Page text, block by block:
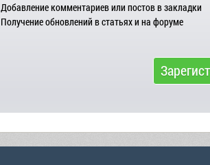
Добавление комментариев или постов в закладки
Получение обновлений в статьях и на форуме